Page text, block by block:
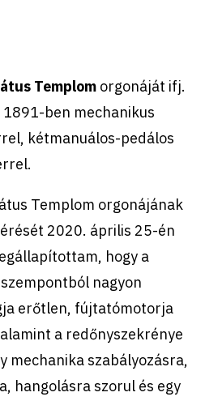
Templom orgonáját ifj.
ben mechanikus
kétmanuálos-pedálos
Templom orgonájának
2020. április 25-én
hogy a
nagyon
erőtlen, fújtatómotorja
a redőnyszekrénye
mechanika szabályozásra,
hangolásra szorul és egy